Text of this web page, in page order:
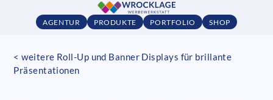
AGENTUR PRODUKTE PORTFOLIO SHOP
< weitere Roll-Up und Banner Displays für brillante
Präsentationen